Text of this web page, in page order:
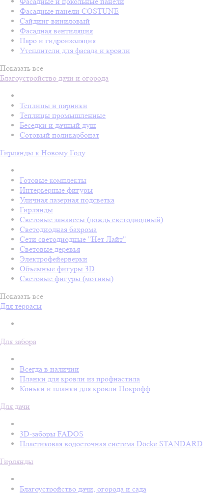
Фасадные панели COSTUNE
Сайдинг виниловый
Фасадная вентиляция
Паро и гидроизоляция
Утеплители для фасада и кровли
Показать все
Благоустройство дачи и огорода
Теплицы и парники
Теплицы промышленные
Беседки и дачный душ
Сотовый поликарбонат
Гирлянды к Новому Году
Готовые комплекты
Интерьерные фигуры
Уличная лазерная подсветка
Гирлянды
Световые занавесы (дождь светодиодный)
Светодиодная бахрома
Сети светодиодные "Нет Лайт"
Световые деревья
Электрофейерверки
Объемные фигуры 3D
Световые фигуры (мотивы)
Показать все
Для террасы
Для забора
Всегда в наличии
Планки для кровли из профнастила
Коньки и планки для кровли Покрофф
Для дачи
3D-заборы FADOS
Пластиковая водосточная система Döcke STANDARD
Гирлянды
Благоустройство дачи, огорода и сада